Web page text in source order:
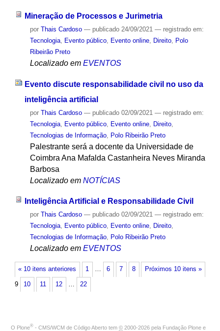
Mineração de Processos e Jurimetria
por Thais Cardoso — publicado24/09/2021 — registrado em:
Tecnologia, Evento público, Evento online, Direito,
Polo
Ribeirão Preto
Localizado em EVENTOS
Evento discute responsabilidade civil no uso da
inteligência artificial
por Thais Cardoso — publicado02/09/2021 — registrado em:
Tecnologia, Evento público, Evento online, Direito,
Tecnologias de Informação, Polo Ribeirão Preto
Palestrante será a docente da Universidade de
Coimbra Ana Mafalda Castanheira Neves Miranda
Barbosa
Localizado em NOTÍCIAS
Inteligência Artificial e Responsabilidade Civil
por Thais Cardoso — publicado02/09/2021 — registrado em:
Tecnologia, Evento público, Evento online, Direito,
Tecnologias de Informação, Polo Ribeirão Preto
Localizado em EVENTOS
« 10 itens anteriores Próximos 10 itens »
1 … 6 7 8
9 10 11 12 … 22
O Plone® - CMS/WCM de Código Aberto tem © 2000-2026 pela Fundação Plone e